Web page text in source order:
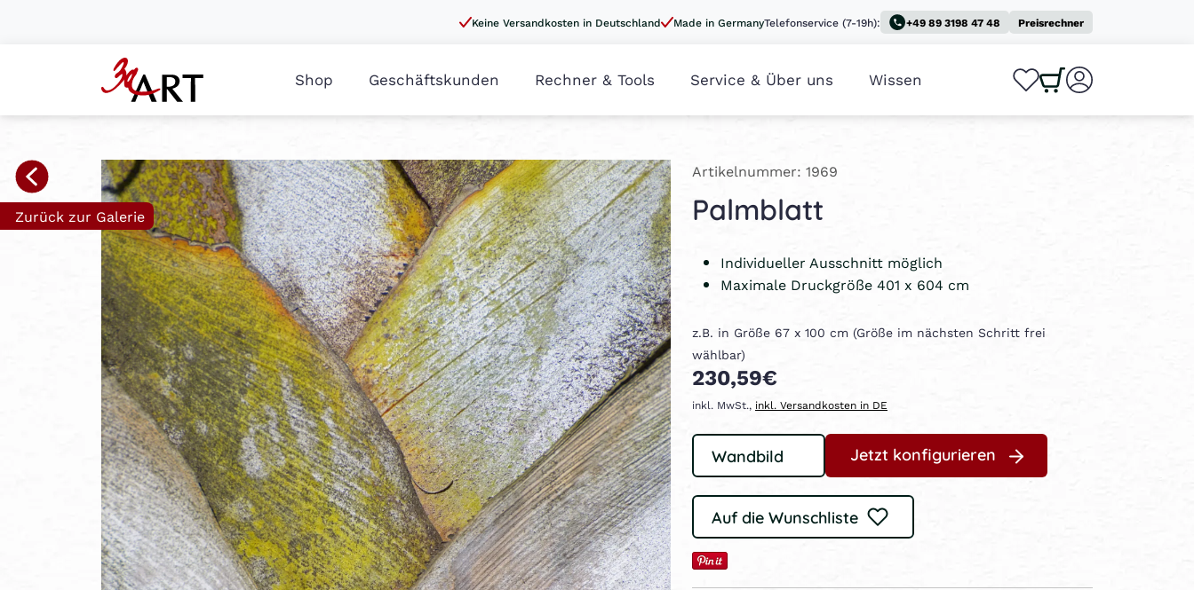
Keine Versandkosten in Deutschland Made in GermanyTelefonservice (7-19h): +49 89 3198 47 48 Preisrechner
Shop Geschäftskunden Rechner & Tools Service & Über uns Wissen 0
Zurück zur Galerie
Artikelnummer: 1969
Palmblatt
Individueller Ausschnitt möglich
Maximale Druckgröße 401 x 604 cm
z.B. in Größe 67 x 100 cm (Größe im nächsten Schritt frei
wählbar)
230,59€
inkl. MwSt., inkl. Versandkosten in DE
Jetzt konfigurieren
Auf die Wunschliste